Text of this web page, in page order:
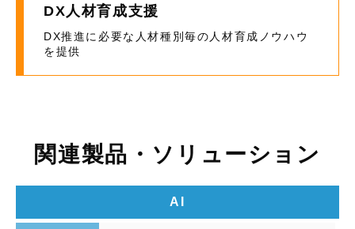
DX人材育成支援
DX推進に必要な人材種別毎の人材育成ノウハウ
を提供
関連製品・ソリューション
AI